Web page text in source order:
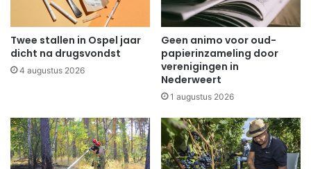
Twee stallen in Ospel jaar
dicht na drugsvondst
4 augustus 2026
Geen animo voor oud-
papierinzameling door
verenigingen in
Nederweert
1 augustus 2026